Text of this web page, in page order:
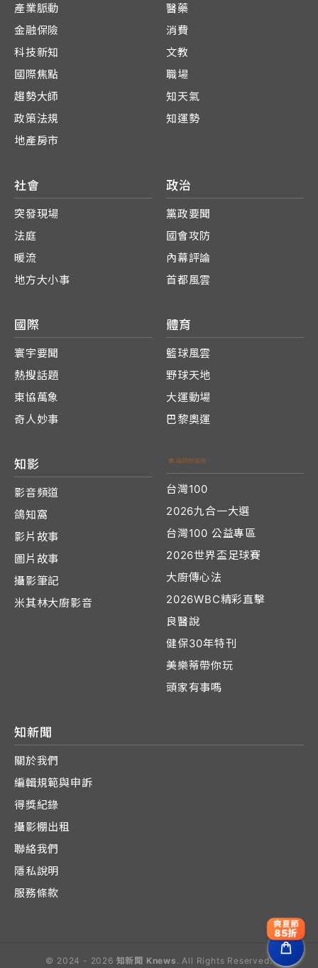
產業脈動
金融保險
科技新知
國際焦點
趨勢大師
政策法規
地產房市
醫藥
消費
文教
職場
知天氣
知運勢
社會
突發現場
法庭
暖流
地方大小事
政治
黨政要聞
國會攻防
內幕評論
首都風雲
國際
寰宇要聞
熱搜話題
東協萬象
奇人妙事
體育
籃球風雲
野球天地
大運動場
巴黎奧運
知影
影音頻道
鴿知窩
影片故事
圖片故事
攝影筆記
米其林大廚影音
台灣100
2026九合一大選
台灣100 公益專區
2026世界盃足球賽
大廚傳心法
2026WBC精彩直擊
良醫說
健保30年特刊
美樂蒂帶你玩
頭家有事嗎
知新聞
關於我們
編輯規範與申訴
得獎紀錄
攝影棚出租
聯絡我們
隱私說明
服務條款
© 2024 - 2026 知新聞 Knews . All Rights Reserved.
爽夏節
85折